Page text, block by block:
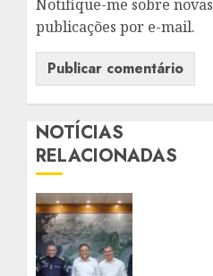
Notifique-me sobre novas
publicações por e-mail.
NOTÍCIAS
RELACIONADAS